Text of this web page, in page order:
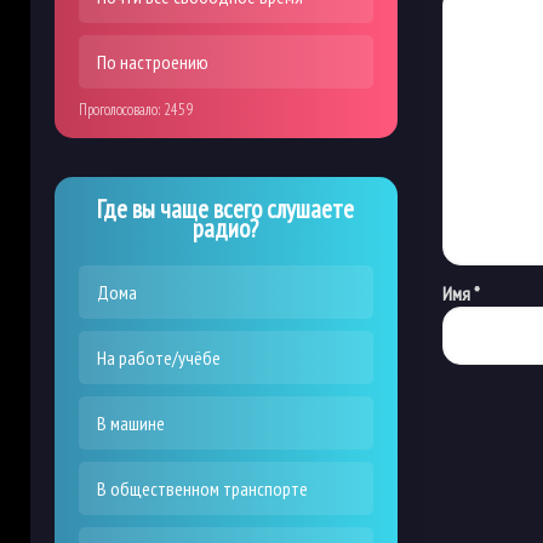
Имя*
По настроению
Проголосовало: 2459
Где вы чаще всего слушаете
радио?
Дома
На работе/учёбе
В машине
В общественном транспорте